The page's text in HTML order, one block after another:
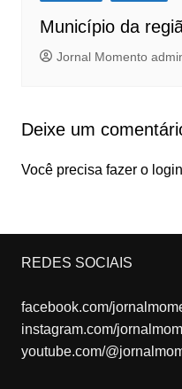
Município da
Jornal Momento
Deixe um
Você precisa fazer o login
REDES SOCIAIS
facebook.com/
instagram.com/
youtube.com/